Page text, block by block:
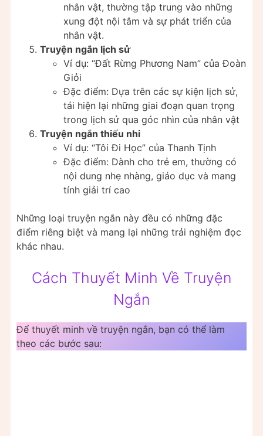
nhân vật, thường tập trung vào những
xung đột nội tâm và sự phát triển của
nhân vật.
Truyện ngắn lịch sử
Ví dụ: “Đất Rừng Phương Nam” của Đoàn
Giỏi
Đặc điểm: Dựa trên các sự kiện lịch sử,
tái hiện lại những giai đoạn quan trọng
trong lịch sử qua góc nhìn của nhân vật
Truyện ngắn thiếu nhi
Ví dụ: “Tôi Đi Học” của Thanh Tịnh
Đặc điểm: Dành cho trẻ em, thường có
nội dung nhẹ nhàng, giáo dục và mang
tính giải trí cao
Những loại truyện ngắn này đều có những đặc
điểm riêng biệt và mang lại những trải nghiệm đọc
khác nhau.
Cách Thuyết Minh Về Truyện
Ngắn
Để thuyết minh về truyện ngắn, bạn có thể làm
theo các bước sau: